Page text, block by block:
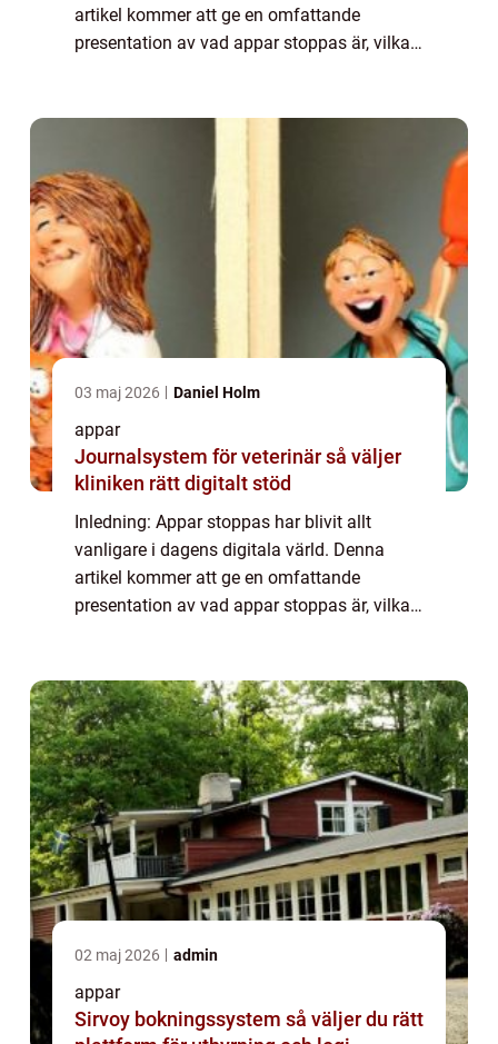
artikel kommer att ge en omfattande
presentation av vad appar stoppas är, vilka
03 maj 2026 Daniel Holm
appar
Journalsystem för veterinär så väljer
kliniken rätt digitalt stöd
Inledning: Appar stoppas har blivit allt
vanligare i dagens digitala värld. Denna
artikel kommer att ge en omfattande
presentation av vad appar stoppas är, vilka
komm...
02 maj 2026 admin
appar
Sirvoy bokningssystem så väljer du rätt